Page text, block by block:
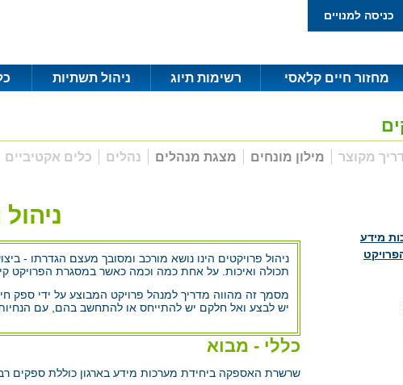
כניסה למנויים
מחזור חיים קלאסי רשימות תיוג ניהול תשתיות
מקוצר מילון מונחים מצגת מנהלים נהלים כלים אקטיביים
מידע
ניהול פרויקטים הינו נושא מורכב ומסובך מעצם הגדרתו -
תכולה ואיכות. על אחת כמה וכמה כאשר במסגרת הפרויקט
מסמך זה מהווה מדריך למנהל פרויקט המבוצע על ידי ספק
יש לבצע ואל חלקם יש להתייחס או להתחשב בהם, עם
כללי - מבוא
שרשרת האספקה ביחידת מערכות מידע בארגון כוללת ספקים